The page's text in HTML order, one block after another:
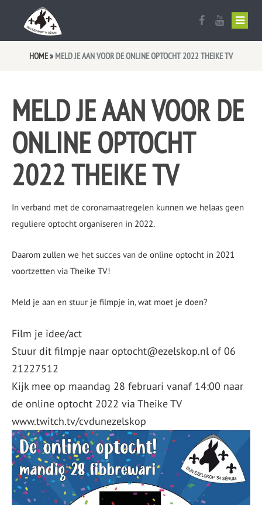
Ezelskop vlag
Bestuur en Commissies
Oud Prinsen Galerij
Oud Trio’s
De raad van 11
Lid worden
Mascotte
Uitslag Optocht 2026
Optochtreglement
Aanmelden optocht 2027
Sponsor worden?
HOME» MELD JE AAN VOOR DE ONLINE OPTOCHT 2022 THEIKE TV
MELD JE AAN VOOR DE
ONLINE OPTOCHT
2022 THEIKE TV
In verband met de coronamaatregelen kunnen we helaas geen
reguliere optocht organiseren in 2022.
Daarom zullen we het succes van de online optocht in 2021
voortzetten via Theike TV!
Meld je aan en stuur je filmpje in, wat moet je doen?
Film je idee/act
Stuur dit filmpje naar optocht@ezelskop.nl of 06
21227512
Kijk mee op maandag 28 februari vanaf 14:00 naar
de online optocht 2022 via Theike TV
www.twitch.tv/cvdunezelskop